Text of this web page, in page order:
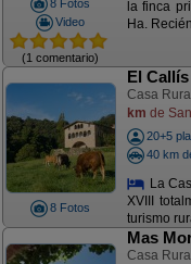
8 Fotos
Video
(1 comentario)
la finca
Ha.
8 Fotos
El Callís
Casa
km de
20+5
40 km
La
XVIII
turismo
Mas
Casa